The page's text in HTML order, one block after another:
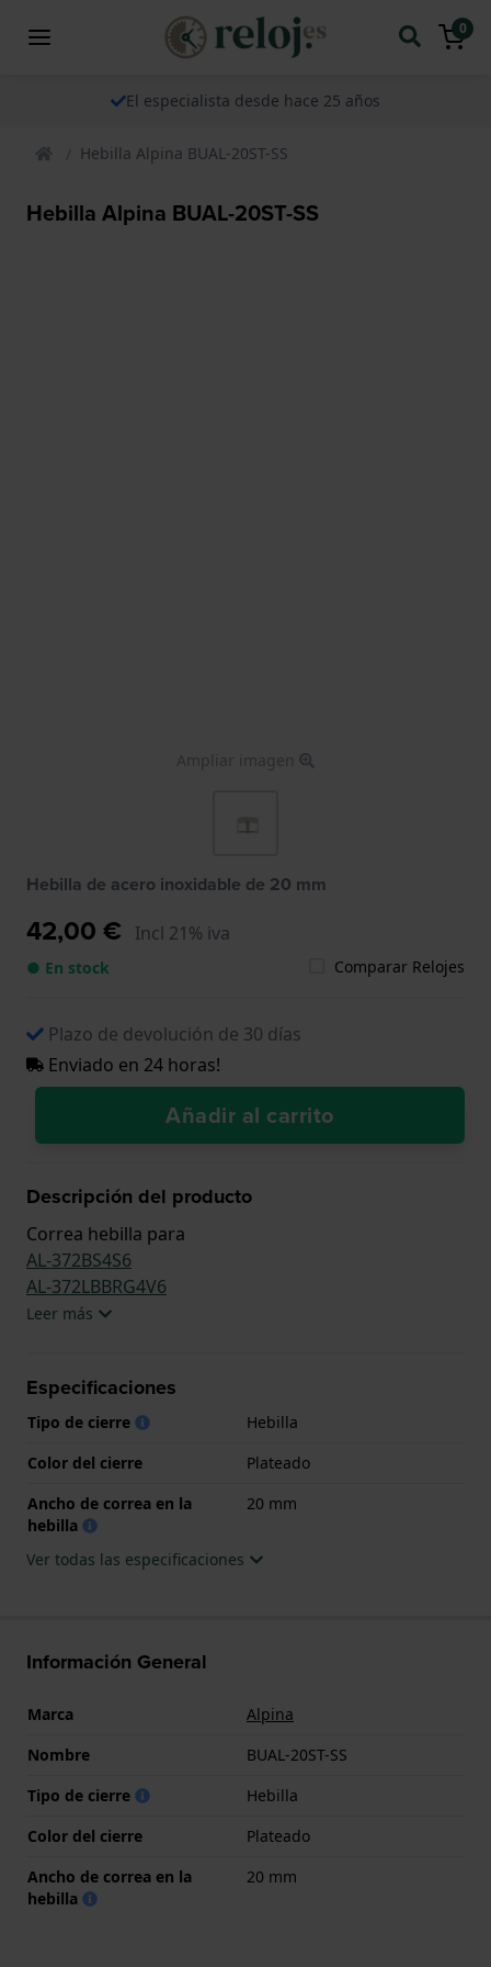
0
El especialista desde hace 25 años
Hebilla Alpina BUAL-20ST-SS
Hebilla Alpina BUAL-20ST-SS
Ampliar imagen
Hebilla de acero inoxidable de 20 mm
42,00 € Incl 21% iva
● En stock Comparar Relojes
Plazo de devolución de 30 días
Enviado en 24 horas!
Añadir al carrito
Descripción del producto
Correa hebilla para
AL-372BS4S6
AL-372LBBRG4V6
Leer más
Especificaciones
Tipo de cierre
Hebilla
Color del cierre
Plateado
Ancho de correa en la
hebilla
20 mm
Ver todas las especificaciones
Información General
Marca
Alpina
Nombre
BUAL-20ST-SS
Tipo de cierre
Hebilla
Color del cierre
Plateado
Ancho de correa en la
hebilla
20 mm